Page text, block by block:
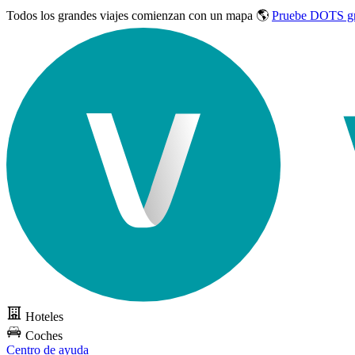
Todos los grandes viajes comienzan con un mapa 🌎 Pruebe DOTS
Hoteles
Coches
Centro de ayuda